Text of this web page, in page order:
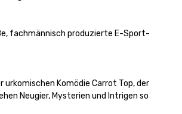
fachmännisch produzierte E-Sport-
Komödie Carrot Top, der
Neugier, Mysterien und Intrigen so